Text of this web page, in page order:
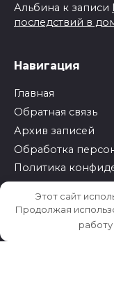
Альбина к записи
последствий в
Навигация
Главная
Обратная связь
Архив записей
Обработка
Политика
© 2018 - 2026 |
Вся информация,
Этот сайт
Продолжая